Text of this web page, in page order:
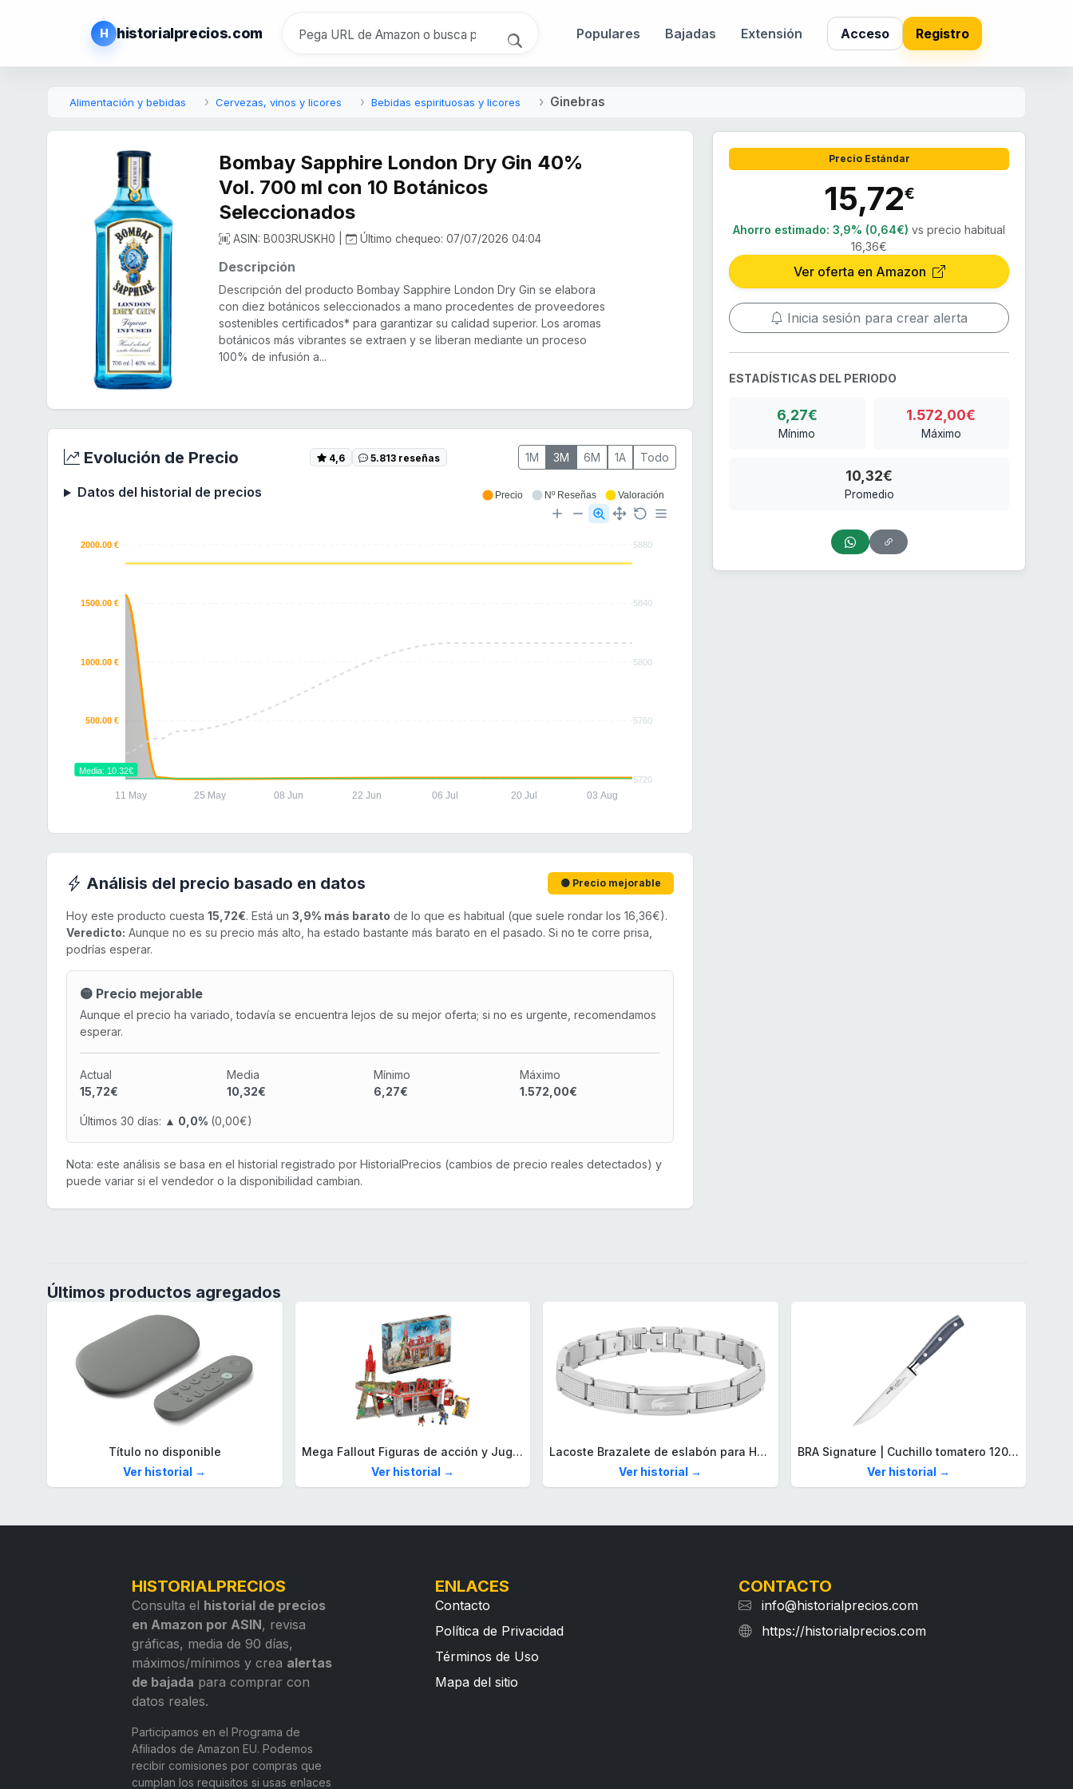
H historialprecios.com Populares Bajadas Extensión Acceso Registro
Alimentación y bebidas Cervezas, vinos y licores Bebidas espirituosas y licores Ginebras
Bombay Sapphire London Dry Gin 40%
Vol. 700 ml con 10 Botánicos
Seleccionados
ASIN: B003RUSKH0 | Último chequeo: 07/07/2026 04:04
Descripción
Descripción del producto Bombay Sapphire London Dry Gin se elabora
con diez botánicos seleccionados a mano procedentes de proveedores
sostenibles certificados* para garantizar su calidad superior. Los aromas
botánicos más vibrantes se extraen y se liberan mediante un proceso
100% de infusión a...
Evolución de Precio 4,6 5.813 reseñas 1M 3M 6M 1A Todo
Datos del historial de precios
5880
5840
5800
5760
5720
2000.00 €
1500.00 €
1000.00 €
500.00 €
11 May 25 May 08 Jun 22 Jun 06 Jul 20 Jul 03 Aug
Media: 10.32€
Precio Nº Reseñas Valoración
Análisis del precio basado en datos 🟡 Precio mejorable
Hoy este producto cuesta 15,72€. Está un 3,9% más barato de lo que es habitual (que suele rondar los 16,36€).
Veredicto: Aunque no es su precio más alto, ha estado bastante más barato en el pasado. Si no te corre prisa,
podrías esperar.
🟡 Precio mejorable
Aunque el precio ha variado, todavía se encuentra lejos de su mejor oferta; si no es urgente, recomendamos
esperar.
Actual
15,72€
Media
10,32€
Mínimo
6,27€
Máximo
1.572,00€
Últimos 30 días: ▲ 0,0% (0,00€)
Nota: este análisis se basa en el historial registrado por HistorialPrecios (cambios de precio reales detectados) y
puede variar si el vendedor o la disponibilidad cambian.
Precio Estándar
15,72€
Ahorro estimado: 3,9% (0,64€)vs precio habitual
16,36€
Ver oferta en Amazon
Inicia sesión para crear alerta
ESTADÍSTICAS DEL PERIODO
6,27€
Mínimo
1.572,00€
Máximo
10,32€
Promedio
Últimos productos agregados
Título no disponible
Ver historial →
Mega Fallout Figuras de acción y Juguetes de construcción, Parada de Camiones Red Rocket con 824 Piezas, 2 Personajes articulados y Accesorios, para coleccionistas, HXT00
Ver historial →
Lacoste Brazalete de eslabón para Hombre Colección STENCIL de Acero inoxidable
Ver historial →
BRA Signature | Cuchillo tomatero 120 mm, Acero Inoxidable alemán forjado con Molibdeno Vanadio, Mango Remachado ABS, Diseño Ergonómico, Hoja 1,6 mm espesor
Ver historial →
HISTORIALPRECIOS
Consulta el historial de precios
en Amazon por ASIN, revisa
gráficas, media de 90 días,
máximos/mínimos y crea alertas
de bajada para comprar con
datos reales.
Participamos en el Programa de
Afiliados de Amazon EU. Podemos
recibir comisiones por compras que
cumplan los requisitos si usas enlaces
ENLACES
Contacto
Política de Privacidad
Términos de Uso
Mapa del sitio
CONTACTO
info@historialprecios.com
https://historialprecios.com